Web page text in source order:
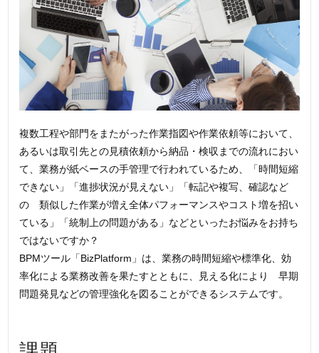
複数工程や部門をまたがった作業指図や作業依頼等において、
あるいは取引先との見積依頼から納品・検収までの流れにおい
て、業務が紙ベースの手管理で行われているため、「時間短縮
できない」「進捗状況が見えない」「転記や複写、確認など
の 類似した作業が増え全体パフォーマンスやコスト増を招い
ている」「統制上の問題がある」などといったお悩みをお持ち
ではないですか？
BPMツール「BizPlatform」は、業務の時間短縮や標準化、効
率化による業務改善を果たすとともに、見える化により 早期
問題発見などの管理強化を図ることができるシステムです。